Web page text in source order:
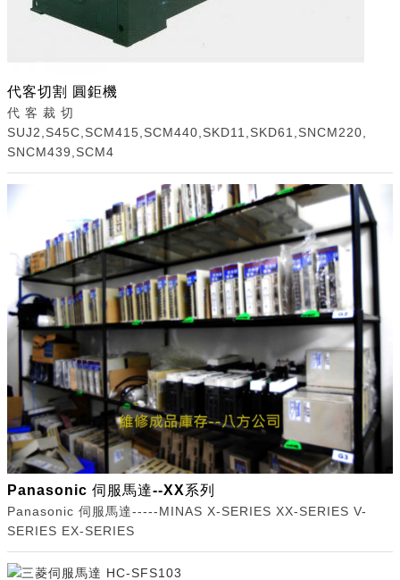
代客切割 圓鉅機
代 客 裁 切
SUJ2,S45C,SCM415,SCM440,SKD11,SKD61,SNCM220,
SNCM439,SCM4
Panasonic 伺服馬達--XX系列
Panasonic 伺服馬達-----MINAS X-SERIES XX-SERIES V-
SERIES EX-SERIES